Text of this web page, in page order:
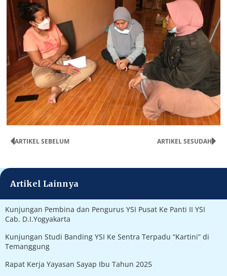
ARTIKEL SEBELUM ARTIKEL SESUDAH
Artikel Lainnya
Kunjungan Pembina dan Pengurus YSI Pusat Ke Panti II YSI
Cab. D.I.Yogyakarta
Kunjungan Studi Banding YSI Ke Sentra Terpadu “Kartini” di
Temanggung
Rapat Kerja Yayasan Sayap Ibu Tahun 2025